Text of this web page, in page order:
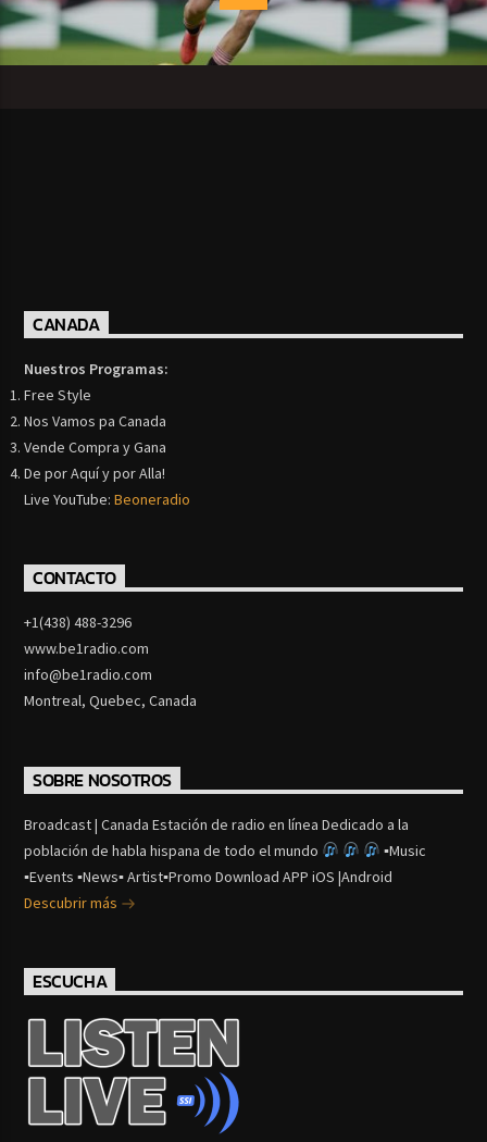
CANADA
Nuestros Programas:
Free Style
Nos Vamos pa Canada
Vende Compra y Gana
De por Aquí y por Alla!
Live YouTube:Beoneradio
CONTACTO
+1(438) 488-3296
www.be1radio.com
info@be1radio.com
Montreal, Quebec, Canada
SOBRE NOSOTROS
Broadcast | Canada Estación de radio en línea Dedicado a la
población de habla hispana de todo el mundo
▪Music
▪Events ▪News▪ Artist▪Promo Download APP iOS |Android
Descubrir más
ESCUCHA